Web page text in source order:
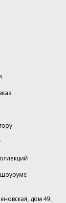
шоуруме
дом 49,